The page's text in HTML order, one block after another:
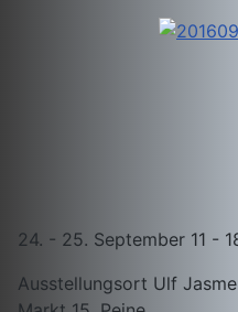
24. - 25. September 11 -
Ausstellungsort Ulf